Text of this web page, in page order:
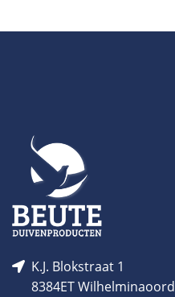
K.J. Blokstraat 1
8384ET Wilhelminaoord